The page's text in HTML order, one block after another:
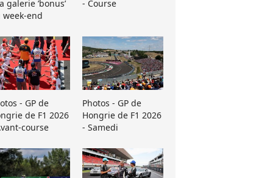
galerie ’bonus’
week-end
- Course
- GP de
de F1 2026
course
Photos - GP de
Hongrie de F1 2026
- Samedi